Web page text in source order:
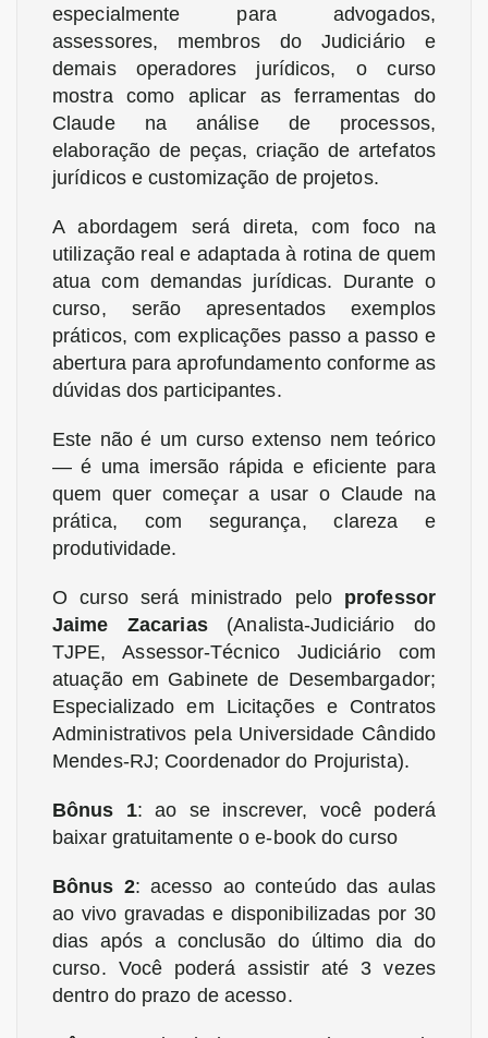
especialmente para advogados,
assessores, membros do Judiciário e
demais operadores jurídicos, o curso
mostra como aplicar as ferramentas do
Claude na análise de processos,
elaboração de peças, criação de artefatos
jurídicos e customização de projetos.
A abordagem será direta, com foco na
utilização real e adaptada à rotina de quem
atua com demandas jurídicas. Durante o
curso, serão apresentados exemplos
práticos, com explicações passo a passo e
abertura para aprofundamento conforme as
dúvidas dos participantes.
Este não é um curso extenso nem teórico
— é uma imersão rápida e eficiente para
quem quer começar a usar o Claude na
prática, com segurança, clareza e
produtividade.
O curso será ministrado pelo professor
Jaime Zacarias(Analista-Judiciário do
TJPE, Assessor-Técnico Judiciário com
atuação em Gabinete de Desembargador;
Especializado em Licitações e Contratos
Administrativos pela Universidade Cândido
Mendes-RJ; Coordenador do Projurista).
Bônus 1: ao se inscrever, você poderá
baixar gratuitamente o e-book do curso
Bônus 2: acesso ao conteúdo das aulas
ao vivo gravadas e disponibilizadas por 30
dias após a conclusão do último dia do
curso. Você poderá assistir até 3 vezes
dentro do prazo de acesso.